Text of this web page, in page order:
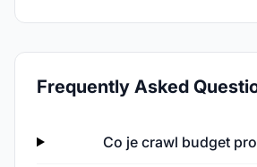
Frequently Asked
Co je crawl budget